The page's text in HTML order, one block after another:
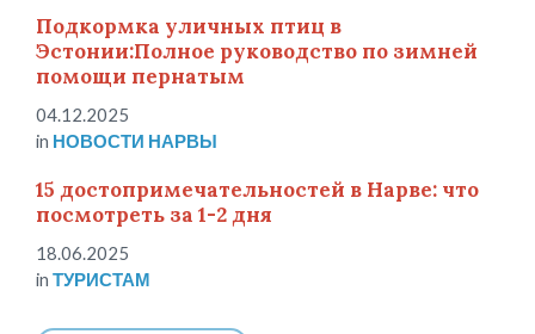
Подкормка уличных птиц в
Эстонии:Полное руководство по зимней
помощи пернатым
04.12.2025
in НОВОСТИ НАРВЫ
15 достопримечательностей в Нарве: что
посмотреть за 1-2 дня
18.06.2025
in ТУРИСТАМ